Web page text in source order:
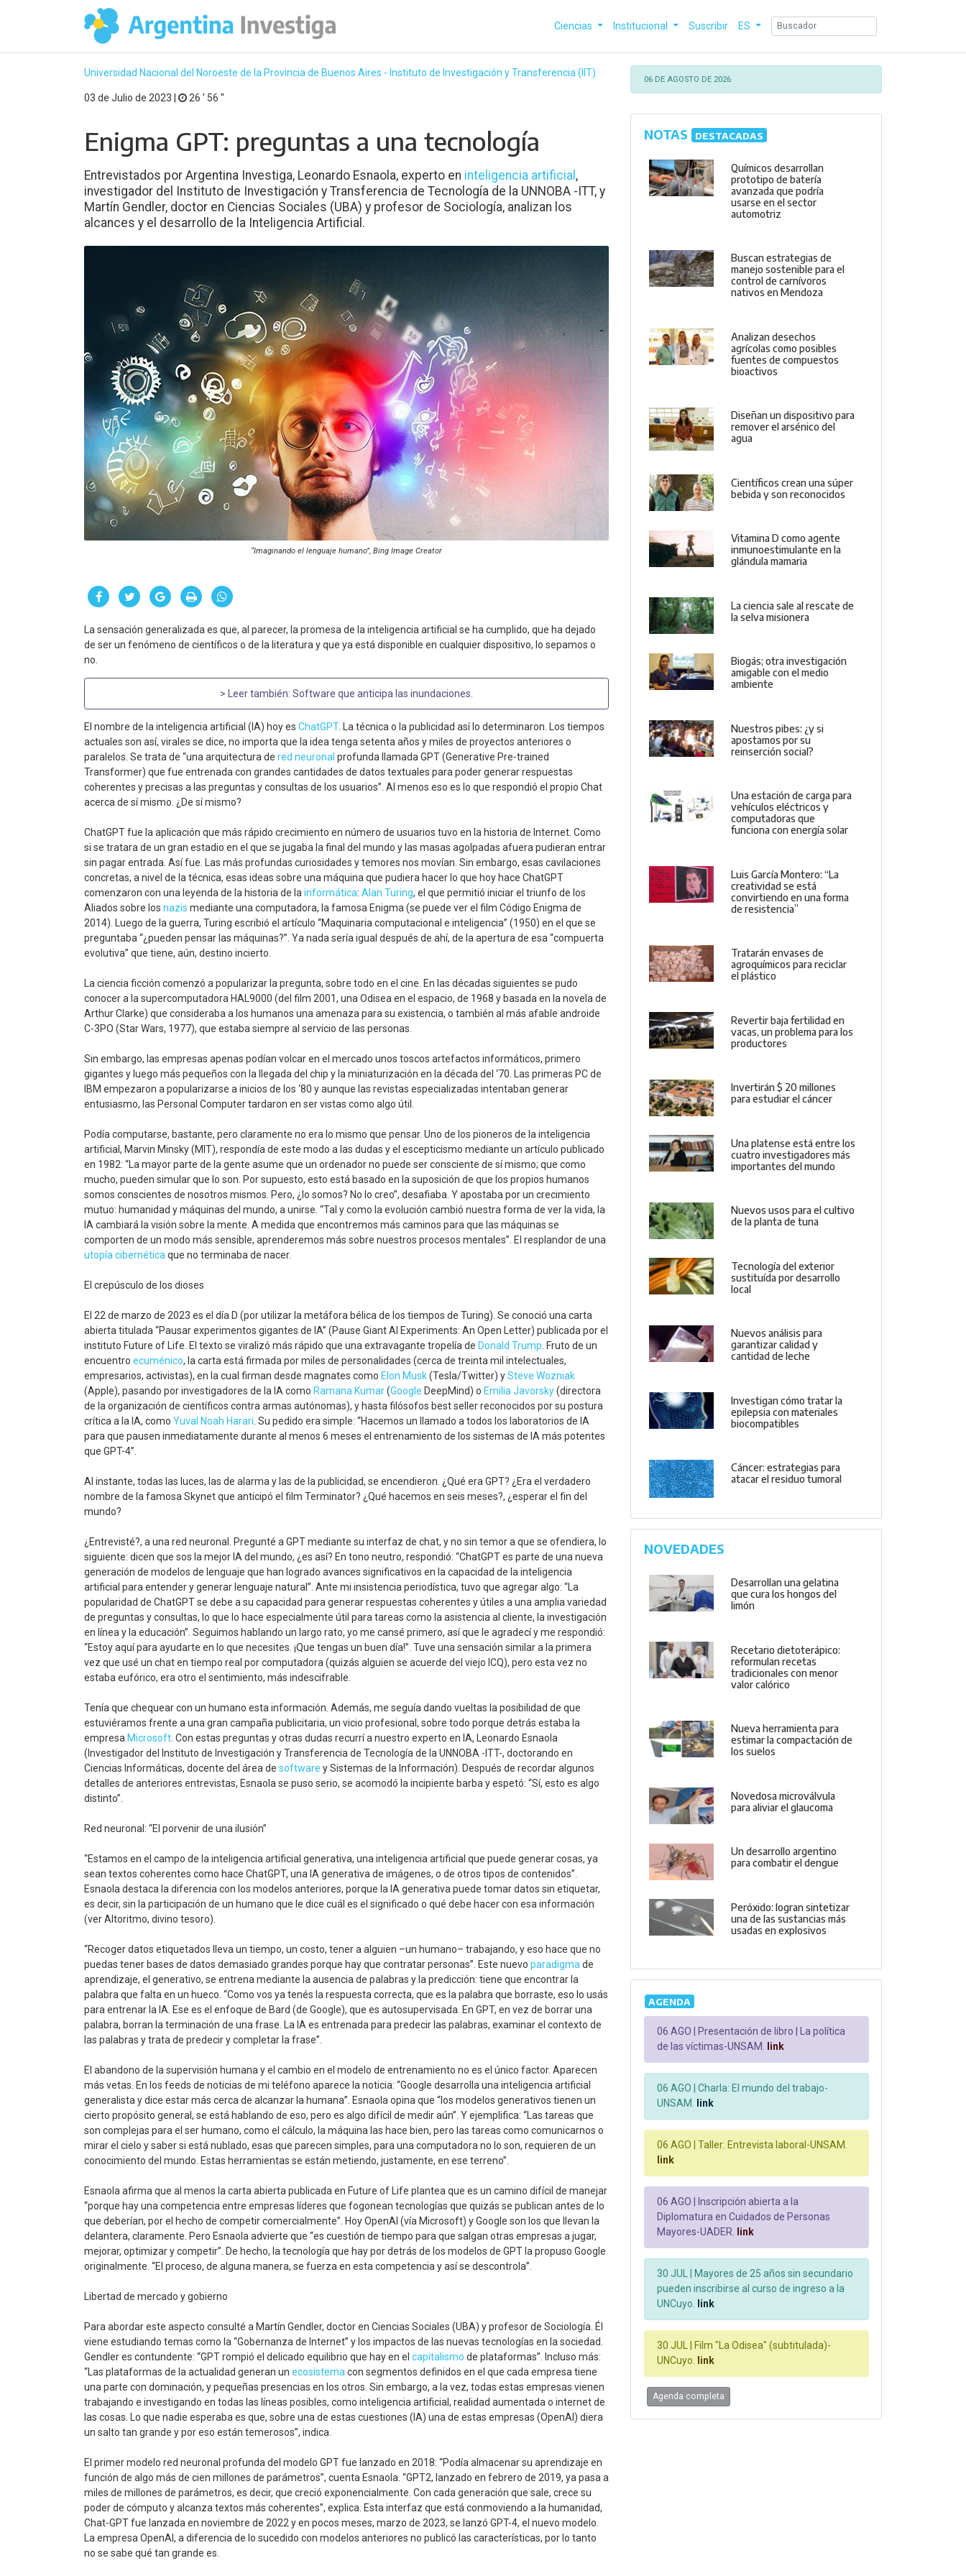
Ciencias Institucional Suscribir ES
Universidad Nacional del Noroeste de la Provincia de Buenos Aires - Instituto de Investigación y Transferencia (IIT)
03 de Julio de 2023 | 26 ′ 56 ′′
Enigma GPT: preguntas a una tecnología
Entrevistados por Argentina Investiga, Leonardo Esnaola, experto en inteligencia artificial ,
investigador del Instituto de Investigación y Transferencia de Tecnología de la UNNOBA -ITT, y
Martín Gendler, doctor en Ciencias Sociales (UBA) y profesor de Sociología, analizan los
alcances y el desarrollo de la Inteligencia Artificial.
“Imaginando el lenguaje humano”, Bing Image Creator
La sensación generalizada es que, al parecer, la promesa de la inteligencia artificial se ha cumplido, que ha dejado
de ser un fenómeno de científicos o de la literatura y que ya está disponible en cualquier dispositivo, lo sepamos o
no.
> Leer también: Software que anticipa las inundaciones
El nombre de la inteligencia artificial (IA) hoy es ChatGPT. La técnica o la publicidad así lo determinaron. Los tiempos
actuales son así, virales se dice, no importa que la idea tenga setenta años y miles de proyectos anteriores o
paralelos. Se trata de “una arquitectura de red neuronal profunda llamada GPT (Generative Pre-trained
Transformer) que fue entrenada con grandes cantidades de datos textuales para poder generar respuestas
coherentes y precisas a las preguntas y consultas de los usuarios”. Al menos eso es lo que respondió el propio Chat
acerca de sí mismo. ¿De sí mismo?
ChatGPT fue la aplicación que más rápido crecimiento en número de usuarios tuvo en la historia de Internet. Como
si se tratara de un gran estadio en el que se jugaba la final del mundo y las masas agolpadas afuera pudieran entrar
sin pagar entrada. Así fue. Las más profundas curiosidades y temores nos movían. Sin embargo, esas cavilaciones
concretas, a nivel de la técnica, esas ideas sobre una máquina que pudiera hacer lo que hoy hace ChatGPT
comenzaron con una leyenda de la historia de lainformática: Alan Turing, el que permitió iniciar el triunfo de los
Aliados sobre los nazis mediante una computadora, la famosa Enigma (se puede ver el film Código Enigma de
2014). Luego de la guerra, Turing escribió el artículo “Maquinaria computacional e inteligencia” (1950) en el que se
preguntaba “¿pueden pensar las máquinas?”. Ya nada sería igual después de ahí, de la apertura de esa “compuerta
evolutiva” que tiene, aún, destino incierto.
La ciencia ficción comenzó a popularizar la pregunta, sobre todo en el cine. En las décadas siguientes se pudo
conocer a la supercomputadora HAL9000 (del film 2001, una Odisea en el espacio, de 1968 y basada en la novela de
Arthur Clarke) que consideraba a los humanos una amenaza para su existencia, o también al más afable androide
C-3PO (Star Wars, 1977), que estaba siempre al servicio de las personas.
Sin embargo, las empresas apenas podían volcar en el mercado unos toscos artefactos informáticos, primero
gigantes y luego más pequeños con la llegada del chip y la miniaturización en la década del ‘70. Las primeras PC de
IBM empezaron a popularizarse a inicios de los ‘80 y aunque las revistas especializadas intentaban generar
entusiasmo, las Personal Computer tardaron en ser vistas como algo útil.
Podía computarse, bastante, pero claramente no era lo mismo que pensar. Uno de los pioneros de la inteligencia
artificial, Marvin Minsky (MIT), respondía de este modo a las dudas y el escepticismo mediante un artículo publicado
en 1982: “La mayor parte de la gente asume que un ordenador no puede ser consciente de sí mismo; que como
mucho, pueden simular que lo son. Por supuesto, esto está basado en la suposición de que los propios humanos
somos conscientes de nosotros mismos. Pero, ¿lo somos? No lo creo”, desafiaba. Y apostaba por un crecimiento
mutuo: humanidad y máquinas del mundo, a unirse. “Tal y como la evolución cambió nuestra forma de ver la vida, la
IA cambiará la visión sobre la mente. A medida que encontremos más caminos para que las máquinas se
comporten de un modo más sensible, aprenderemos más sobre nuestros procesos mentales”. El resplandor de una
utopíacibernéticaque no terminaba de nacer.
El crepúsculo de los dioses
El 22 de marzo de 2023 es el día D (por utilizar la metáfora bélica de los tiempos de Turing). Se conoció una carta
abierta titulada “Pausar experimentos gigantes de IA” (Pause Giant AI Experiments: An Open Letter) publicada por el
instituto Future of Life. El texto se viralizó más rápido que una extravagante tropelía de Donald Trump. Fruto de un
encuentro ecuménico, la carta está firmada por miles de personalidades (cerca de treinta mil intelectuales,
empresarios, activistas), en la cual firman desde magnates como Elon Musk(Tesla/Twitter) ySteve Wozniak
(Apple), pasando por investigadores de la IA como Ramana Kumar(Google DeepMind) o Emilia Javorsky(directora
de la organización de científicos contra armas autónomas), y hasta filósofos best seller reconocidos por su postura
crítica a la IA, como Yuval Noah Harari. Su pedido era simple: “Hacemos un llamado a todos los laboratorios de IA
para que pausen inmediatamente durante al menos 6 meses el entrenamiento de los sistemas de IA más potentes
que GPT-4”.
Al instante, todas las luces, las de alarma y las de la publicidad, se encendieron. ¿Qué era GPT? ¿Era el verdadero
nombre de la famosa Skynet que anticipó el film Terminator? ¿Qué hacemos en seis meses?, ¿esperar el fin del
mundo?
¿Entrevisté?, a una red neuronal. Pregunté a GPT mediante su interfaz de chat, y no sin temor a que se ofendiera, lo
siguiente: dicen que sos la mejor IA del mundo, ¿es así? En tono neutro, respondió: “ChatGPT es parte de una nueva
generación de modelos de lenguaje que han logrado avances significativos en la capacidad de la inteligencia
artificial para entender y generar lenguaje natural”. Ante mi insistencia periodística, tuvo que agregar algo: “La
popularidad de ChatGPT se debe a su capacidad para generar respuestas coherentes y útiles a una amplia variedad
de preguntas y consultas, lo que lo hace especialmente útil para tareas como la asistencia al cliente, la investigación
en línea y la educación”. Seguimos hablando un largo rato, yo me cansé primero, así que le agradecí y me respondió:
“Estoy aquí para ayudarte en lo que necesites. ¡Que tengas un buen día!”. Tuve una sensación similar a la primera
vez que usé un chat en tiempo real por computadora (quizás alguien se acuerde del viejo ICQ), pero esta vez no
estaba eufórico, era otro el sentimiento, más indescifrable.
Tenía que chequear con un humano esta información. Además, me seguía dando vueltas la posibilidad de que
estuviéramos frente a una gran campaña publicitaria, un vicio profesional, sobre todo porque detrás estaba la
empresa Microsoft. Con estas preguntas y otras dudas recurrí a nuestro experto en IA, Leonardo Esnaola
(Investigador del Instituto de Investigación y Transferencia de Tecnología de la UNNOBA -ITT-, doctorando en
Ciencias Informáticas, docente del área de software y Sistemas de la Información). Después de recordar algunos
detalles de anteriores entrevistas, Esnaola se puso serio, se acomodó la incipiente barba y espetó: “Sí, esto es algo
distinto”.
Red neuronal: “El porvenir de una ilusión”
“Estamos en el campo de la inteligencia artificial generativa, una inteligencia artificial que puede generar cosas, ya
sean textos coherentes como hace ChatGPT, una IA generativa de imágenes, o de otros tipos de contenidos”.
Esnaola destaca la diferencia con los modelos anteriores, porque la IA generativa puede tomar datos sin etiquetar,
es decir, sin la participación de un humano que le dice cuál es el significado o qué debe hacer con esa información
(ver Altoritmo, divino tesoro).
“Recoger datos etiquetados lleva un tiempo, un costo, tener a alguien –un humano– trabajando, y eso hace que no
puedas tener bases de datos demasiado grandes porque hay que contratar personas”. Este nuevo paradigmade
aprendizaje, el generativo, se entrena mediante la ausencia de palabras y la predicción: tiene que encontrar la
palabra que falta en un hueco. “Como vos ya tenés la respuesta correcta, que es la palabra que borraste, eso lo usás
para entrenar la IA. Ese es el enfoque de Bard (de Google), que es autosupervisada. En GPT, en vez de borrar una
palabra, borran la terminación de una frase. La IA es entrenada para predecir las palabras, examinar el contexto de
las palabras y trata de predecir y completar la frase”.
El abandono de la supervisión humana y el cambio en el modelo de entrenamiento no es el único factor. Aparecen
más vetas. En los feeds de noticias de mi teléfono aparece la noticia: “Google desarrolla una inteligencia artificial
generalista y dice estar más cerca de alcanzar la humana”. Esnaola opina que “los modelos generativos tienen un
cierto propósito general, se está hablando de eso, pero es algo difícil de medir aún”. Y ejemplifica: “Las tareas que
son complejas para el ser humano, como el cálculo, la máquina las hace bien, pero las tareas como comunicarnos o
mirar el cielo y saber si está nublado, esas que parecen simples, para una computadora no lo son, requieren de un
conocimiento del mundo. Estas herramientas se están metiendo, justamente, en ese terreno”.
Esnaola afirma que al menos la carta abierta publicada en Future of Life plantea que es un camino difícil de manejar
“porque hay una competencia entre empresas líderes que fogonean tecnologías que quizás se publican antes de lo
que deberían, por el hecho de competir comercialmente”. Hoy OpenAI (vía Microsoft) y Google son los que llevan la
delantera, claramente. Pero Esnaola advierte que “es cuestión de tiempo para que salgan otras empresas a jugar,
mejorar, optimizar y competir”. De hecho, la tecnología que hay por detrás de los modelos de GPT la propuso Google
originalmente. “El proceso, de alguna manera, se fuerza en esta competencia y así se descontrola”.
Libertad de mercado y gobierno
Para abordar este aspecto consulté a Martín Gendler, doctor en Ciencias Sociales (UBA) y profesor de Sociología. Él
viene estudiando temas como la “Gobernanza de Internet” y los impactos de las nuevas tecnologías en la sociedad.
Gendler es contundente: “GPT rompió el delicado equilibrio que hay en el capitalismo de plataformas”. Incluso más:
“Las plataformas de la actualidad generan un ecosistemacon segmentos definidos en el que cada empresa tiene
una parte con dominación, y pequeñas presencias en los otros. Sin embargo, a la vez, todas estas empresas vienen
trabajando e investigando en todas las líneas posibles, como inteligencia artificial, realidad aumentada o internet de
las cosas. Lo que nadie esperaba es que, sobre una de estas cuestiones (IA) una de estas empresas (OpenAI) diera
un salto tan grande y por eso están temerosos”, indica.
El primer modelo red neuronal profunda del modelo GPT fue lanzado en 2018: “Podía almacenar su aprendizaje en
función de algo más de cien millones de parámetros”, cuenta Esnaola. “GPT2, lanzado en febrero de 2019, ya pasa a
miles de millones de parámetros, es decir, que creció exponencialmente. Con cada generación que sale, crece su
poder de cómputo y alcanza textos más coherentes”, explica. Esta interfaz que está conmoviendo a la humanidad,
Chat-GPT fue lanzada en noviembre de 2022 y en pocos meses, marzo de 2023, se lanzó GPT-4, el nuevo modelo.
La empresa OpenAI, a diferencia de lo sucedido con modelos anteriores no publicó las características, por lo tanto
no se sabe qué tan grande es.
06 DE AGOSTO DE 2026
NOTAS DESTACADAS
Químicos desarrollan
prototipo de batería
avanzada que podría
usarse en el sector
automotriz
Buscan estrategias de
manejo sostenible para el
control de carnívoros
nativos en Mendoza
Analizan desechos
agrícolas como posibles
fuentes de compuestos
bioactivos
Diseñan un dispositivo para
remover el arsénico del
agua
Científicos crean una súper
bebida y son reconocidos
Vitamina D como agente
inmunoestimulante en la
glándula mamaria
La ciencia sale al rescate de
la selva misionera
Biogás; otra investigación
amigable con el medio
ambiente
Nuestros pibes: ¿y si
apostamos por su
reinserción social?
Una estación de carga para
vehículos eléctricos y
computadoras que
funciona con energía solar
Luis García Montero: “La
creatividad se está
convirtiendo en una forma
de resistencia”
Tratarán envases de
agroquímicos para reciclar
el plástico
Revertir baja fertilidad en
vacas, un problema para los
productores
Invertirán $ 20 millones
para estudiar el cáncer
Una platense está entre los
cuatro investigadores más
importantes del mundo
Nuevos usos para el cultivo
de la planta de tuna
Tecnología del exterior
sustituída por desarrollo
local
Nuevos análisis para
garantizar calidad y
cantidad de leche
Investigan cómo tratar la
epilepsia con materiales
biocompatibles
Cáncer: estrategias para
atacar el residuo tumoral
NOVEDADES
Desarrollan una gelatina
que cura los hongos del
limón
Recetario dietoterápico:
reformulan recetas
tradicionales con menor
valor calórico
Nueva herramienta para
estimar la compactación de
los suelos
Novedosa microválvula
para aliviar el glaucoma
Un desarrollo argentino
para combatir el dengue
Peróxido: logran sintetizar
una de las sustancias más
usadas en explosivos
AGENDA
06 AGO |
Presentación de libro | La política
de las víctimas-UNSAM.
link
06 AGO |
Charla: El mundo del trabajo-
UNSAM.
link
06 AGO |
Taller: Entrevista laboral-UNSAM.
link
06 AGO |
Inscripción abierta a la
Diplomatura en Cuidados de Personas
Mayores-UADER.
link
30 JUL |
Mayores de 25 años sin secundario
pueden inscribirse al curso de ingreso a la
UNCuyo.
link
30 JUL |
Film "La Odisea" (subtitulada)-
UNCuyo.
link
Agenda completa